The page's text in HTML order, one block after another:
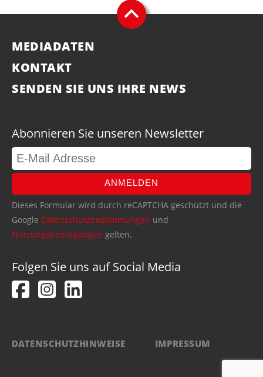
MEDIADATEN
KONTAKT
SENDEN SIE UNS IHRE NEWS
Abonnieren Sie unseren Newsletter
ANMELDEN
Dieses Formular wird durch reCAPTCHA geschützt und die
Google Datenschutzbestimmungen und
Nutzungsbedingungen gelten.
Folgen Sie uns auf Social Media
DATENSCHUTZHINWEISE IMPRESSUM